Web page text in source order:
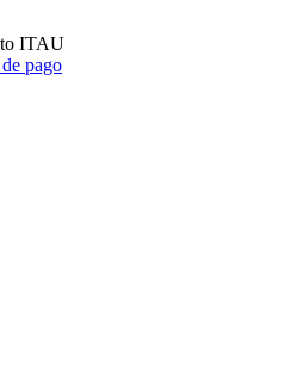
ITAU
pago